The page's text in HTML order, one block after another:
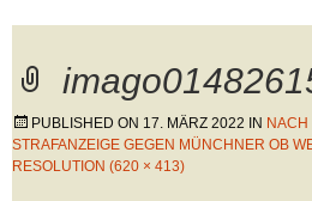
PUBLISHED ON 17. MÄRZ 2022 IN
STRAFANZEIGE GEGEN MÜNCHNER OB
RESOLUTION (620 × 413)